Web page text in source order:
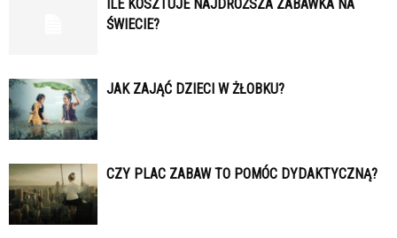
ILE KOSZTUJE NAJDROŻSZA ZABAWKA NA
ŚWIECIE?
JAK ZAJĄĆ DZIECI W ŻŁOBKU?
CZY PLAC ZABAW TO POMÓC DYDAKTYCZNĄ?